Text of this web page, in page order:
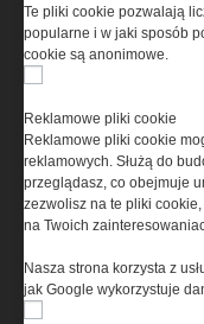
Ta witryna
informacji na
w celu
w tym w sposób
cookies oznacza,
urządzeniu
dokonać zmiany
Te pliki cookie pozwalają
popularne i w jaki sposób
cookie są anonimowe.
Reklamowe pliki cookie
Reklamowe pliki cookie
reklamowych. Służą do
przeglądasz, co obejmuje
zezwolisz na te pliki
na Twoich
Nasza strona korzysta z
jak Google wykorzystuje